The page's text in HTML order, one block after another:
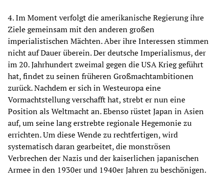
4. Im Moment verfolgt die amerikanische Regierung ihre
Ziele gemeinsam mit den anderen großen
imperialistischen Mächten. Aber ihre Interessen stimmen
nicht auf Dauer überein. Der deutsche Imperialismus, der
im 20. Jahrhundert zweimal gegen die USA Krieg geführt
hat, findet zu seinen früheren Großmachtambitionen
zurück. Nachdem er sich in Westeuropa eine
Vormachtstellung verschafft hat, strebt er nun eine
Position als Weltmacht an. Ebenso rüstet Japan in Asien
auf, um seine lang erstrebte regionale Hegemonie zu
errichten. Um diese Wende zu rechtfertigen, wird
systematisch daran gearbeitet, die monströsen
Verbrechen der Nazis und der kaiserlichen japanischen
Armee in den 1930er und 1940er Jahren zu beschönigen.